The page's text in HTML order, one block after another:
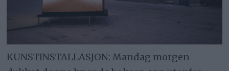
KUNSTINSTALLASJON: Mandag morgen